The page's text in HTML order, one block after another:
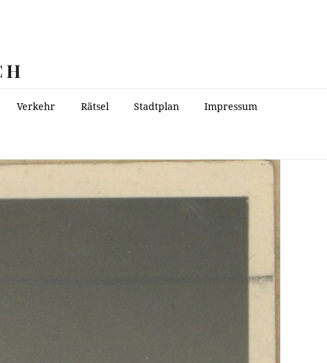
Verkehr Rätsel Stadtplan Impressum